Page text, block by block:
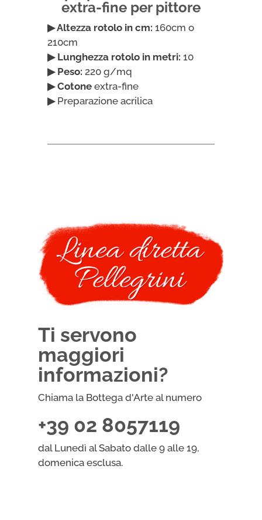
extra-fine per pittore
▶ Altezza rotolo in cm: 160cm o
210cm
▶ Lunghezza rotolo in metri: 10
▶ Peso: 220 g/mq
▶ Cotone extra-fine
▶ Preparazione acrilica
Ti servono
maggiori
informazioni?
Chiama la Bottega d'Arte al numero
+39 02 8057119
dal Lunedì al Sabato dalle 9 alle 19,
domenica esclusa.